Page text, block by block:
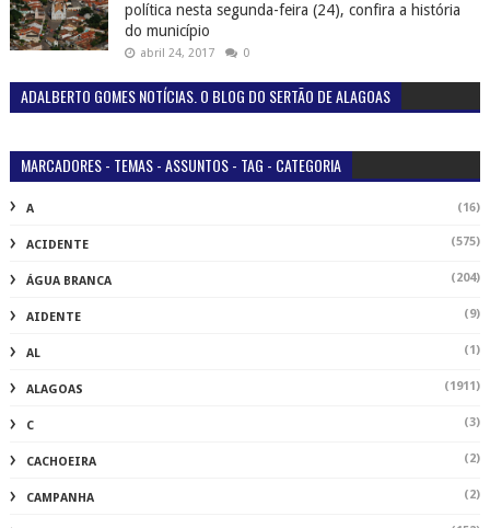
política nesta segunda-feira (24), confira a história
do município
abril 24, 2017 0
ADALBERTO GOMES NOTÍCIAS. O BLOG DO SERTÃO DE ALAGOAS
MARCADORES - TEMAS - ASSUNTOS - TAG - CATEGORIA
A (16)
ACIDENTE (575)
ÁGUA BRANCA (204)
AIDENTE (9)
AL (1)
ALAGOAS (1911)
C (3)
CACHOEIRA (2)
CAMPANHA (2)